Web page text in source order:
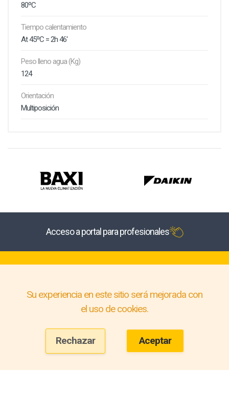
80ºC
Tiempo calentamiento
At 45ºC = 2h 46'
Peso lleno agua (Kg)
124
Orientación
Multiposición
Acceso a portal para profesionales
Su experiencia en este sitio será mejorada con
el uso de cookies.
Rechazar Aceptar